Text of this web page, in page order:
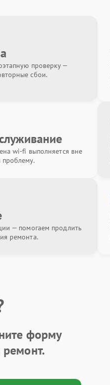
проверку —
сбои.
wi-fi выполняется вне
— помогаем продлить
ремонта.
форму